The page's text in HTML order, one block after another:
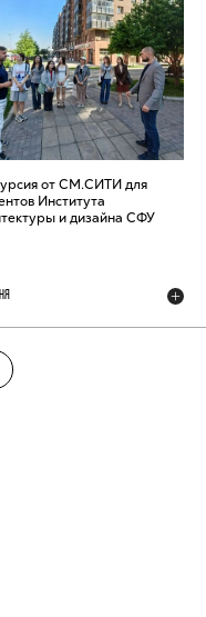
от СМ.СИТИ для
Института
и дизайна СФУ